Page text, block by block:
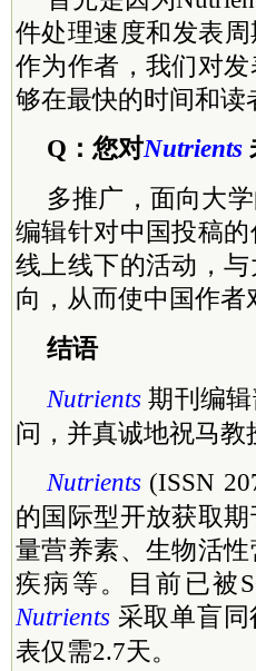
件处理速度和发表
作为作者，我们对
够在最快的时间和读
Q：您对Nutrients
多推广，面向大
编辑针对中国投稿
线上线下的活动，
向，从而使中国作者
结语
Nutrients 期刊编
问，并真诚地祝马教
Nutrients (ISSN
的国际型开放获取
量营养素、生物活
疾病等。目前已被
Nutrients 采取单盲
表仅需2.7天。